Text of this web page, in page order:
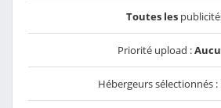
Toutes les
Priorité upload :
Hébergeurs sélectionnés :